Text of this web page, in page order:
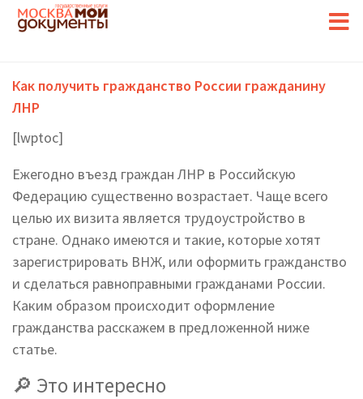
Как получить гражданство России гражданину
ЛНР
[lwptoc]
Ежегодно въезд граждан ЛНР в Российскую
Федерацию существенно возрастает. Чаще всего
целью их визита является трудоустройство в
стране. Однако имеются и такие, которые хотят
зарегистрировать ВНЖ, или оформить гражданство
и сделаться равноправными гражданами России.
Каким образом происходит оформление
гражданства расскажем в предложенной ниже
статье.
Это интересно